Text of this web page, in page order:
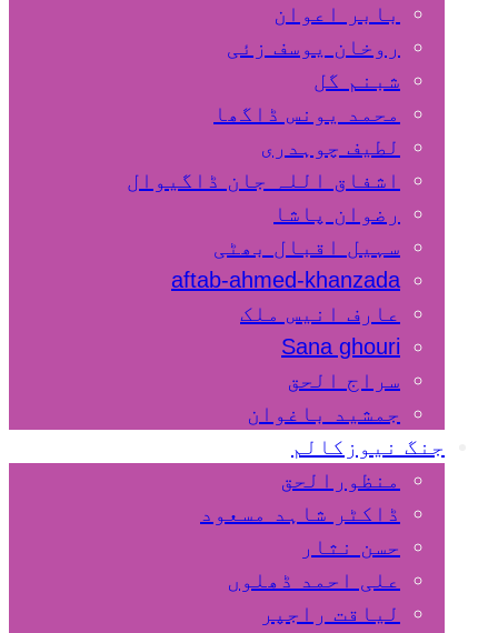
بابر اعوان
روخان یوسف زئی
شبنم گل
محمد یونس ڈاگھا
لطیف چوہدری
اشفاق اللہ جان ڈاگیوال
رضوان پاشا
سہیل اقبال بھٹی
aftab-ahmed-khanzada
عارف انیس ملک
Sana ghouri
سراج الحق
جمشید باغوان
جنگ نیوزکالم
منظورالحق
ڈاکٹر شاہد مسعود
حسن نثار
علی احمد ڈھلوں
لیاقت راجپر